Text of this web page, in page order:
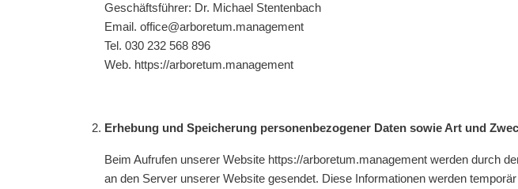
Geschäftsführer: Dr. Michael Stentenbach
Email. office@arboretum.management
Tel. 030 232 568 896
Web. https://arboretum.management
Erhebung und Speicherung personenbezogener Daten sowie Art und
Beim Aufrufen unserer Website https://arboretum.management werden durch
an den Server unserer Website gesendet. Diese Informationen werden